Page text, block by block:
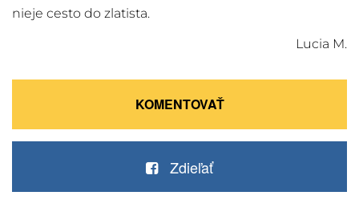
nieje cesto do zlatista.
Lucia M.
KOMENTOVAŤ
Zdieľať